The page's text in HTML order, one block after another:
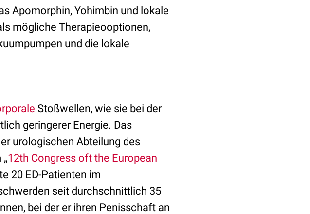
Apomorphin, Yohimbin und lokale
mögliche Therapieooptionen,
und die lokale
Stoßwellen, wie sie bei der
geringerer Energie. Das
urologischen Abteilung des
12th Congress oft the European
20 ED-Patienten im
seit durchschnittlich 35
bei der er ihren Penisschaft an